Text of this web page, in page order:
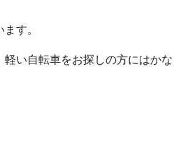
す。
い自転車をお探しの方にはかな